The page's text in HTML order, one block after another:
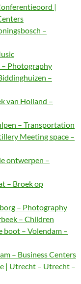
|
–
– Photography
–
van Holland –
– Transportation
Meeting space –
ontwerpen –
– Broek op
– Photography
– Children
boot – Volendam –
– Business Centers
| Utrecht – Utrecht –